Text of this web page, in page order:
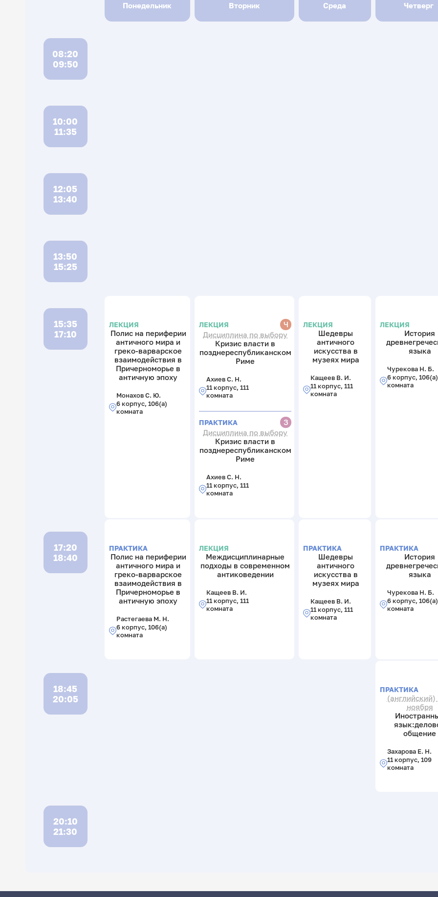
Понедельник Вторник Среда Четверг
08:20
09:50
10:00
11:35
12:05
13:40
13:50
15:25
15:35
17:10
ЛЕКЦИЯ
Полис на периферии
античного мира и
греко-варварское
взаимодействия в
Причерноморье в
античную эпоху
Монахов С. Ю.
6 корпус, 106(а)
комната
ЛЕКЦИЯ
Ч
Дисциплина по выбору
Кризис власти в
позднереспубликанском
Риме
Ахиев С. Н.
11 корпус, 111
комната
ПРАКТИКА
З
Дисциплина по выбору
Кризис власти в
позднереспубликанском
Риме
Ахиев С. Н.
11 корпус, 111
комната
ЛЕКЦИЯ
Шедевры
античного
искусства в
музеях мира
Кащеев В. И.
11 корпус, 111
комната
ЛЕКЦИЯ
История
языка
Чурекова Н. Б.
6 корпус, 106(а)
комната
17:20
18:40
ПРАКТИКА
Полис на периферии
античного мира и
греко-варварское
взаимодействия в
Причерноморье в
античную эпоху
Растегаева М. Н.
6 корпус, 106(а)
комната
ЛЕКЦИЯ
Междисциплинарные
подходы в современном
антиковедении
Кащеев В. И.
11 корпус, 111
комната
ПРАКТИКА
Шедевры
античного
искусства в
музеях мира
Кащеев В. И.
11 корпус, 111
комната
ПРАКТИКА
История
языка
Чурекова Н. Б.
6 корпус, 106(а)
комната
18:45
20:05
ПРАКТИКА
(английский)
ноября
общение
Захарова Е. Н.
11 корпус, 109
комната
20:10
21:30